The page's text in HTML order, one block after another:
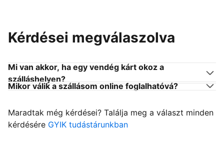
Kérdései megválaszolva
Mi van akkor, ha egy vendég kárt okoz a
szálláshelyen?
Mikor válik a szállásom online foglalhatóvá?
Maradtak még kérdései? Találja meg a választ minden
kérdésére GYIK tudástárunkban